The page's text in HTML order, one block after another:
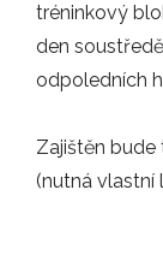
09.08.2025
Hledáme
10.06.2025
tréninkový
den
odpoledních
Zajištěn
(nutná vlastní